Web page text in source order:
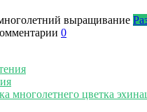
0
многолетнего цветка